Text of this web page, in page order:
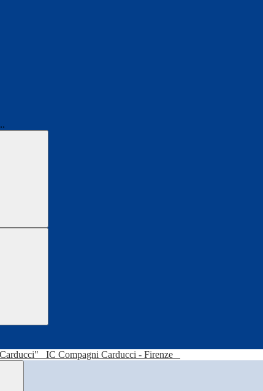
IC Compagni Carducci - Firenze